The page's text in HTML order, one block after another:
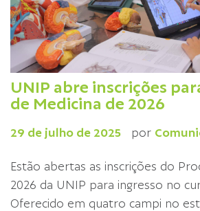
UNIP abre inscrições
de Medicina de 2026
29 de julho de 2025 por
Estão abertas as inscrições do
2026 da UNIP para ingresso no
Oferecido em quatro campi no